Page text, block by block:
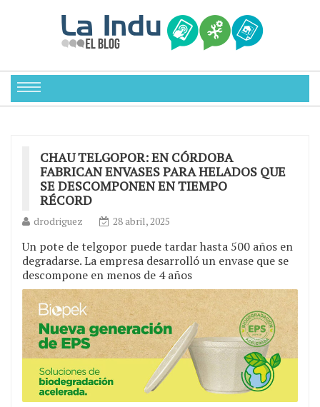
CHAU TELGOPOR: EN CÓRDOBA
FABRICAN ENVASES PARA HELADOS QUE
SE DESCOMPONEN EN TIEMPO
RÉCORD
drodriguez 28 abril, 2025
Un pote de telgopor puede tardar hasta 500 años en
degradarse. La empresa desarrolló un envase que se
descompone en menos de 4 años